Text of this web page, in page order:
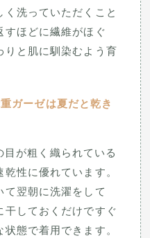
洗っていただくこと
すほどに繊維がほぐ
りと肌に馴染むよう育
ガーゼは夏だと乾き
が粗く織られている
性に優れています。
て翌朝に洗濯をして
干しておくだけですぐ
態で着用できます。